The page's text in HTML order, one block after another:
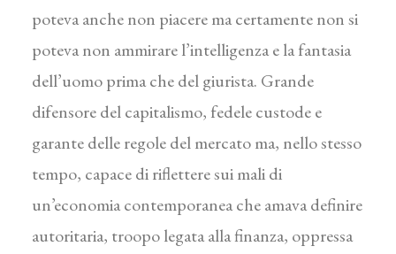
poteva anche non piacere ma certamente non si
poteva non ammirare l’intelligenza e la fantasia
dell’uomo prima che del giurista. Grande
difensore del capitalismo, fedele custode e
garante delle regole del mercato ma, nello stesso
tempo, capace di riflettere sui mali di
un’economia contemporanea che amava definire
autoritaria, troopo legata alla finanza, oppressa